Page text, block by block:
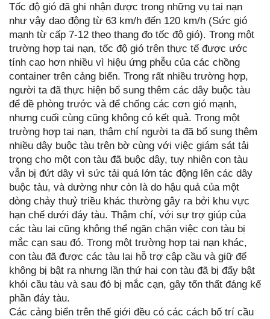
Tốc độ gió đã ghi nhận được trong những vụ tai nạn
như vậy dao động từ 63 km/h đến 120 km/h (Sức gió
mạnh từ cấp 7-12 theo thang đo tốc độ gió). Trong một
trường hợp tai nạn, tốc độ gió trên thực tế được ước
tính cao hơn nhiều vì hiệu ứng phễu của các chồng
container trên cảng biển. Trong rất nhiều trường hợp,
người ta đã thực hiện bổ sung thêm các dây buộc tàu
để đề phòng trước và để chống các cơn gió mạnh,
nhưng cuối cùng cũng không có kết quả. Trong một
trường hợp tai nạn, thậm chí người ta đã bổ sung thêm
nhiều dây buộc tàu trên bờ cùng với việc giám sát tải
trọng cho một con tàu đã buộc dây, tuy nhiên con tàu
vẫn bị đứt dây vì sức tải quá lớn tác động lên các dây
buộc tàu, và dường như còn là do hậu quả của một
dòng chảy thuỷ triều khác thường gây ra bởi khu vực
hạn chế dưới đáy tàu. Thậm chí, với sự trợ giúp của
các tàu lai cũng không thể ngăn chặn việc con tàu bị
mắc cạn sau đó. Trong một trường hợp tai nạn khác,
con tàu đã được các tàu lai hỗ trợ cập cầu và giữ để
không bị bật ra nhưng lần thứ hai con tàu đã bị đẩy bật
khỏi cầu tàu và sau đó bị mắc cạn, gây tổn thất đáng kể
phần đáy tàu.
Các cảng biển trên thế giới đều có các cách bố trí cầu